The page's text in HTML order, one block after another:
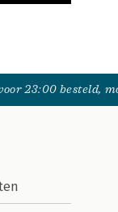
23:00 besteld,